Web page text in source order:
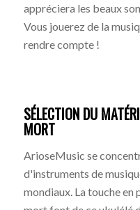
appréciera les beaux
Vous jouerez de la
rendre compte !
SÉLECTION DU
MORT
ArioseMusic se
d'instruments de
mondiaux. La touche en